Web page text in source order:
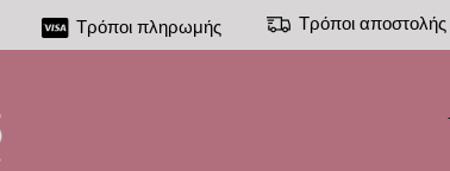
Τρόποι πληρωμής Τρόποι αποστολής